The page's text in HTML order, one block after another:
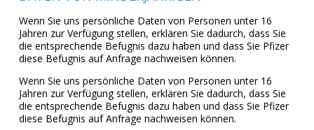
Wenn Sie uns persönliche Daten von Personen unter 16
Jahren zur Verfügung stellen, erklären Sie dadurch, dass Sie
die entsprechende Befugnis dazu haben und dass Sie Pfizer
diese Befugnis auf Anfrage nachweisen können.
Wenn Sie uns persönliche Daten von Personen unter 16
Jahren zur Verfügung stellen, erklären Sie dadurch, dass Sie
die entsprechende Befugnis dazu haben und dass Sie Pfizer
diese Befugnis auf Anfrage nachweisen können.